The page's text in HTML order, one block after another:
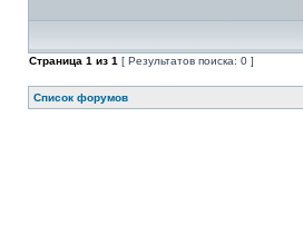
Страница 1 из 1 [ Результатов поиска: 0 ]
Список форумов